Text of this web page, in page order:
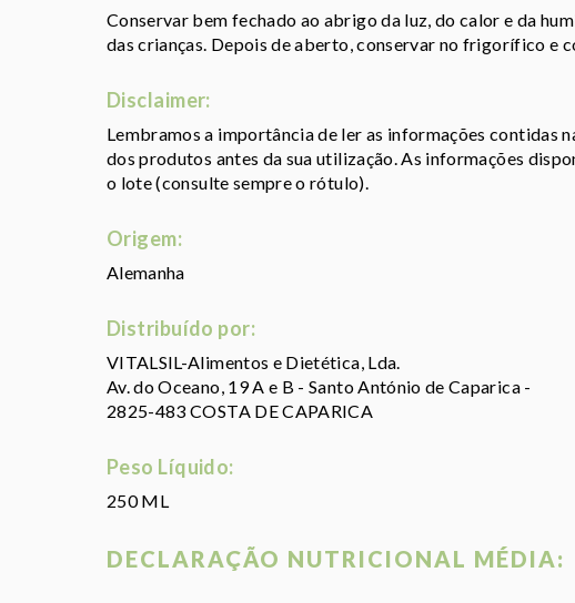
Conservar bem fechado ao abrigo da luz, do calor e da
das crianças. Depois de aberto, conservar no frigorífico e
Disclaimer:
Lembramos a importância de ler as informações contidas
dos produtos antes da sua utilização. As informações
o lote (consulte sempre o rótulo).
Origem:
Alemanha
Distribuído por:
VITALSIL-Alimentos e Dietética, Lda.
Av. do Oceano, 19 A e B - Santo António de Caparica -
2825-483 COSTA DE CAPARICA
Peso Líquido:
250 ML
DECLARAÇÃO NUTRICIONAL MÉDIA: